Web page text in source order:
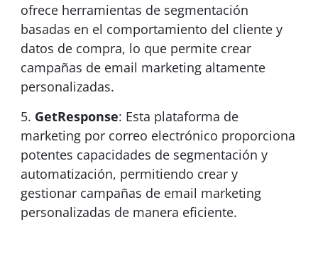
ofrece herramientas de segmentación
basadas en el comportamiento del cliente y
datos de compra, lo que permite crear
campañas de email marketing altamente
personalizadas.
GetResponse: Esta plataforma de
marketing por correo electrónico proporciona
potentes capacidades de segmentación y
automatización, permitiendo crear y
gestionar campañas de email marketing
personalizadas de manera eficiente.